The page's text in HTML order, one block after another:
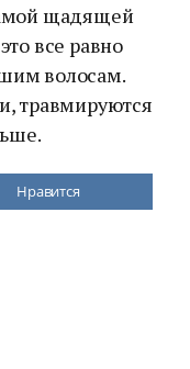
щадящей
все равно
волосам.
травмируются
Нравится